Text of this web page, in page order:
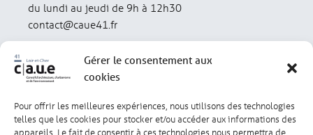
Gérer le consentement aux
cookies
Pour offrir les meilleures expériences, nous utilisons des technologies
telles que les cookies pour stocker et/ou accéder aux informations des
appareils. Le fait de consentir à ces technologies nous permettra de
du lundi au jeudi de 9h à 12h30
contact@caue41.fr
Mentions légales Politique de confidentialité